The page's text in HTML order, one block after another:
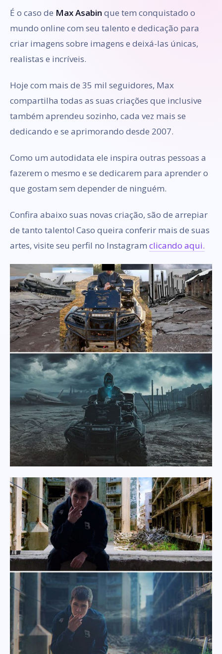
É o caso de Max Asabin que tem conquistado o
mundo online com seu talento e dedicação para
criar imagens sobre imagens e deixá-las únicas,
realistas e incríveis.
Hoje com mais de 35 mil seguidores, Max
compartilha todas as suas criações que inclusive
também aprendeu sozinho, cada vez mais se
dedicando e se aprimorando desde 2007.
Como um autodidata ele inspira outras pessoas a
fazerem o mesmo e se dedicarem para aprender o
que gostam sem depender de ninguém.
Confira abaixo suas novas criação, são de arrepiar
de tanto talento! Caso queira conferir mais de suas
artes, visite seu perfil no Instagram clicando aqui.